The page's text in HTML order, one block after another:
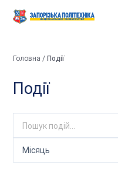
Головна / Події
Події